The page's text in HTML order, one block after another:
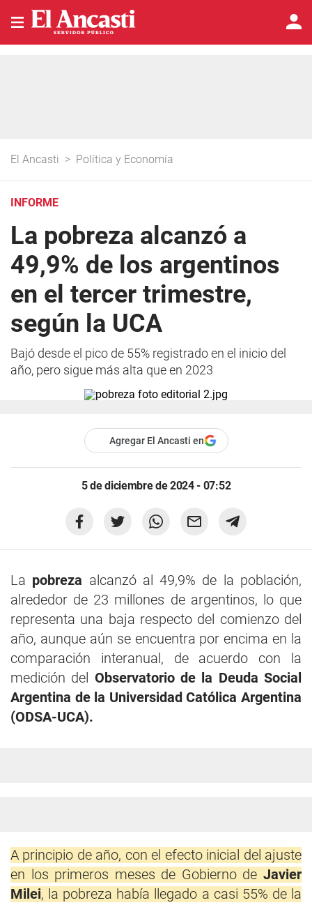
El Ancasti > Política y Economía
INFORME
La pobreza alcanzó a
49,9% de los argentinos
en el tercer trimestre,
según la UCA
Bajó desde el pico de 55% registrado en el inicio del
año, pero sigue más alta que en 2023
Agregar El Ancasti en
5 de diciembre de 2024 - 07:52
La pobreza alcanzó al 49,9% de la población,
alrededor de 23 millones de argentinos, lo que
representa una baja respecto del comienzo del
año, aunque aún se encuentra por encima en la
comparación interanual, de acuerdo con la
medición del Observatorio de la Deuda Social
Argentina de la Universidad Católica Argentina
(ODSA-UCA).
A principio de año, con el efecto inicial del ajuste
en los primeros meses de Gobierno de Javier
Milei, la pobreza había llegado a casi 55% de la